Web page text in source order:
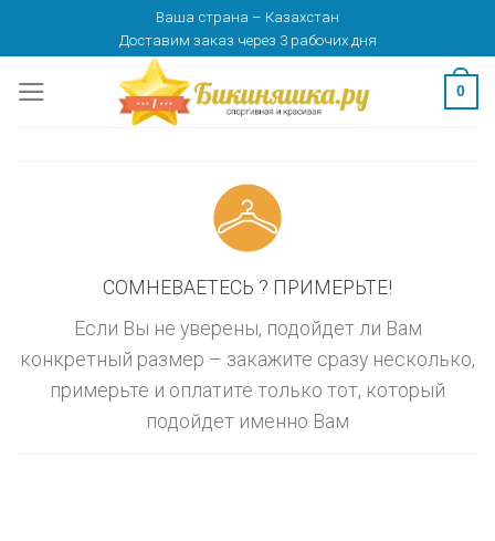
content
Ваша страна – Казахстан
Доставим заказ через 3 рабочих дня
0
СОМНЕВАЕТЕСЬ ? ПРИМЕРЬТЕ!
Если Вы не уверены, подойдет ли Вам
конкретный размер – закажите сразу несколько,
примерьте и оплатите только тот, который
подойдет именно Вам
изменить